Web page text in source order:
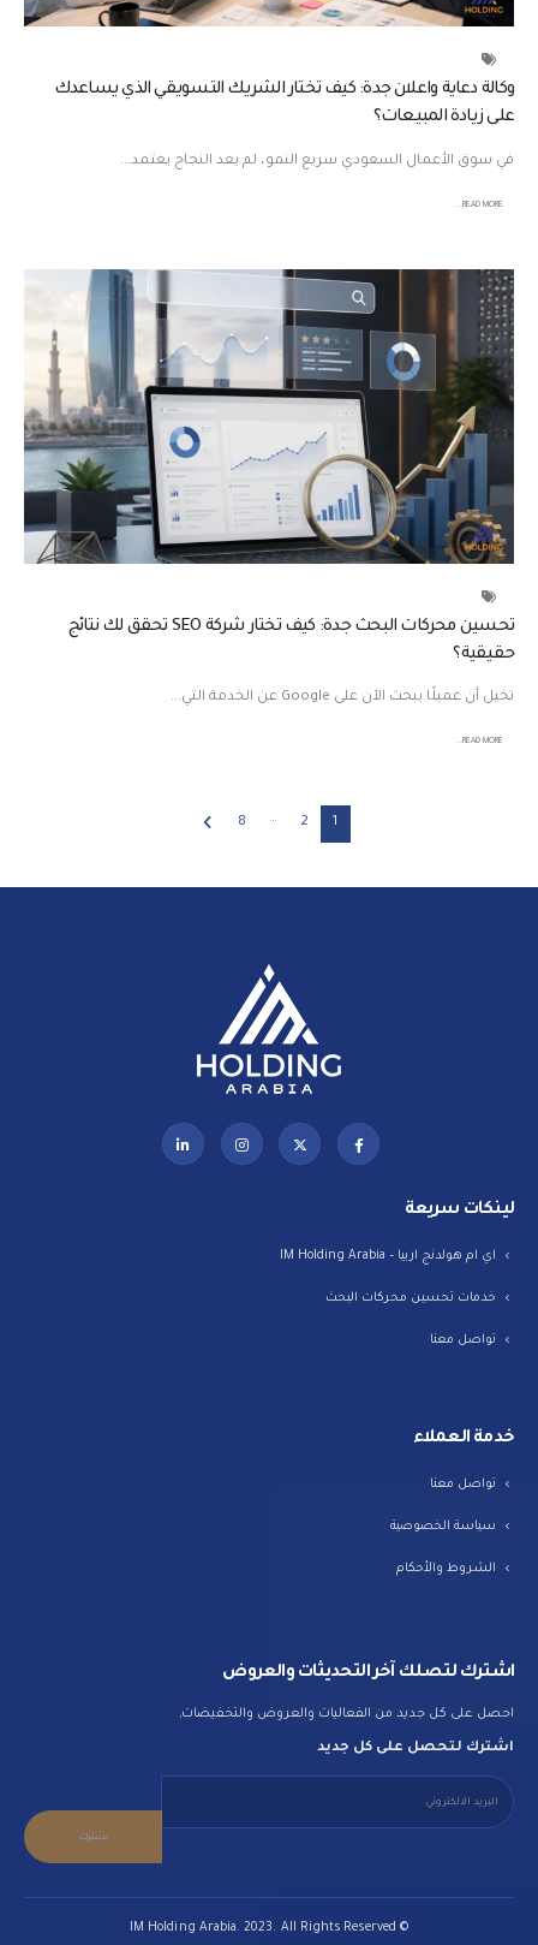
وكالة دعاية واعلان جدة: كيف تختار الشريك التسويقي الذي يساعدك
على زيادة المبيعات؟
في سوق الأعمال السعودي سريع النمو، لم يعد النجاح يعتمد...
READ MORE...
تحسين محركات البحث جدة: كيف تختار شركة SEO تحقق لك نتائج
حقيقية؟
تخيل أن عميلًا يبحث الآن على Google عن الخدمة التي...
READ MORE...
1
2
…
8
لينكات سريعة
اي ام هولدنج اربيا – IM Holding Arabia
خدمات تحسين محركات البحث
تواصل معنا
خدمة العملاء
تواصل معنا
سياسة الخصوصية
الشروط والأحكام
اشترك لتصلك آخر التحديثات والعروض
احصل على كل جديد من الفعاليات والعروض والتخفيضات,
اشترك لتحصل على كل جديد
© IM Holding Arabia. 2023. All Rights Reserved